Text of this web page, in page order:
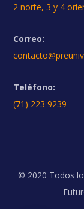
2 norte, 3 y 4
Correo:
Teléfono:
(71) 223 9239
© 2020 Todos